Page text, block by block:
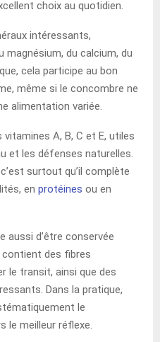
choix au quotidien.
intéressants,
du calcium, du
cela participe au bon
même si le concombre ne
alimentation variée.
A, B, C et E, utiles
et les défenses naturelles.
surtout qu’il complète
en protéines ou en
aussi d’être conservée
contient des fibres
le transit, ainsi que des
Dans la pratique,
le
le meilleur réflexe.